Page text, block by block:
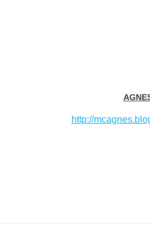
http://